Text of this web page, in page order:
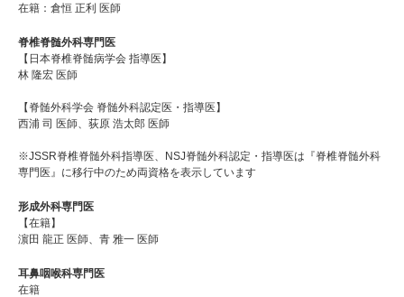
在籍：倉恒 正利 医師
脊椎脊髄外科専門医
【日本脊椎脊髄病学会 指導医】
林 隆宏 医師
【脊髄外科学会 脊髄外科認定医・指導医】
西浦 司 医師、荻原 浩太郎 医師
※JSSR脊椎脊髄外科指導医、NSJ脊髄外科認定・指導医は『脊椎脊髄外科
専門医』に移行中のため両資格を表示しています
形成外科専門医
【在籍】
濵田 龍正 医師、青 雅一 医師
耳鼻咽喉科専門医
在籍